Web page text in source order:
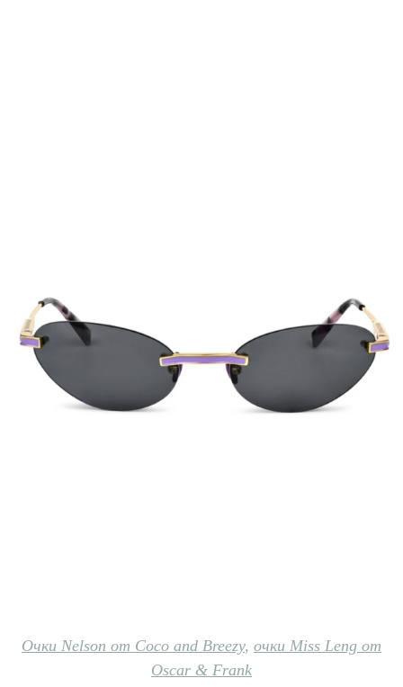
Очки Nelson от Coco and Breezy, очки Miss Leng от
Oscar & Frank